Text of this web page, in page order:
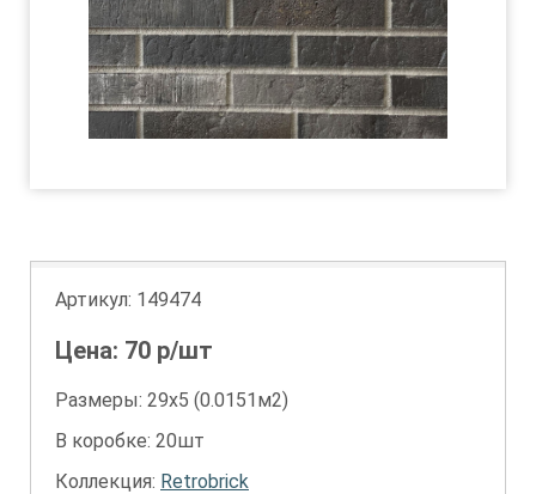
Артикул: 149474
Цена: 70 р/шт
Размеры: 29х5 (0.0151м2)
В коробке: 20шт
Коллекция: Retrobrick